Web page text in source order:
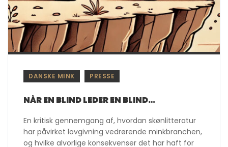
DANSKE MINK PRESSE
NÅR EN BLIND LEDER EN BLIND…
En kritisk gennemgang af, hvordan skønlitteratur
har påvirket lovgivning vedrørende minkbranchen,
og hvilke alvorlige konsekvenser det har haft for